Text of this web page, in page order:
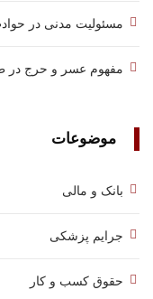
مسئولیت مدنی در
مفهوم عسر و حرج در
موضوعات
بانک و مالی
جرایم پزشکی
حقوق کسب‌ و کار